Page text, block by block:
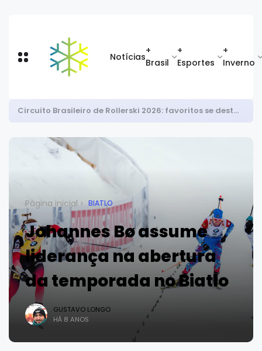
Notícias
+
Brasil
+
Esportes
+
Inverno
Circuito Brasileiro de Rollerski 2026: favoritos se destacam na abertura da temporada
Página inicial BIATLO
Johannes Bø assume
liderança na abertura
da temporada no Biatlo
GUSTAVO LONGO
HÁ 8 ANOS